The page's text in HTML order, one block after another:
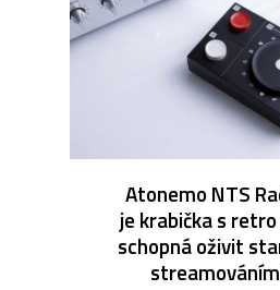
Atonemo NTS
je krabička s
schopná oživit